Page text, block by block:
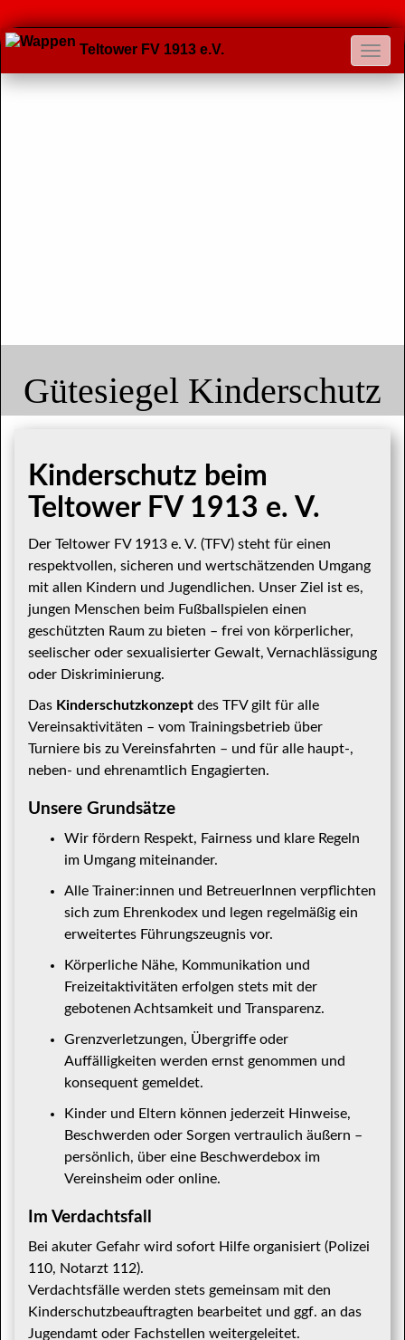
Teltower FV 1913 e.V.
Gütesiegel Kinderschutz
Kinderschutz beim
Teltower FV 1913 e. V.
Der Teltower FV 1913 e. V. (TFV) steht für einen
respektvollen, sicheren und wertschätzenden Umgang
mit allen Kindern und Jugendlichen. Unser Ziel ist es,
jungen Menschen beim Fußballspielen einen
geschützten Raum zu bieten – frei von körperlicher,
seelischer oder sexualisierter Gewalt, Vernachlässigung
oder Diskriminierung.
Das Kinderschutzkonzept des TFV gilt für alle
Vereinsaktivitäten – vom Trainingsbetrieb über
Turniere bis zu Vereinsfahrten – und für alle haupt-,
neben- und ehrenamtlich Engagierten.
Unsere Grundsätze
Wir fördern Respekt, Fairness und klare Regeln
im Umgang miteinander.
Alle Trainer:innen und BetreuerInnen verpflichten
sich zum Ehrenkodex und legen regelmäßig ein
erweitertes Führungszeugnis vor.
Körperliche Nähe, Kommunikation und
Freizeitaktivitäten erfolgen stets mit der
gebotenen Achtsamkeit und Transparenz.
Grenzverletzungen, Übergriffe oder
Auffälligkeiten werden ernst genommen und
konsequent gemeldet.
Kinder und Eltern können jederzeit Hinweise,
Beschwerden oder Sorgen vertraulich äußern –
persönlich, über eine Beschwerdebox im
Vereinsheim oder online.
Im Verdachtsfall
Bei akuter Gefahr wird sofort Hilfe organisiert (Polizei
110, Notarzt 112).
Verdachtsfälle werden stets gemeinsam mit den
Kinderschutzbeauftragten bearbeitet und ggf. an das
Jugendamt oder Fachstellen weitergeleitet.